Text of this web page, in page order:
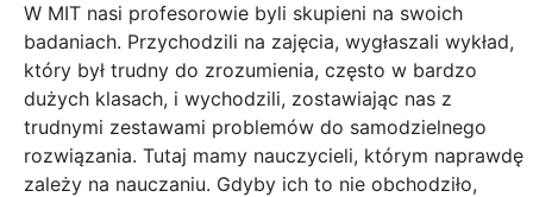
W MIT nasi profesorowie byli skupieni na swoich
badaniach. Przychodzili na zajęcia, wygłaszali wykład,
który był trudny do zrozumienia, często w bardzo
dużych klasach, i wychodzili, zostawiając nas z
trudnymi zestawami problemów do samodzielnego
rozwiązania. Tutaj mamy nauczycieli, którym naprawdę
zależy na nauczaniu. Gdyby ich to nie obchodziło,